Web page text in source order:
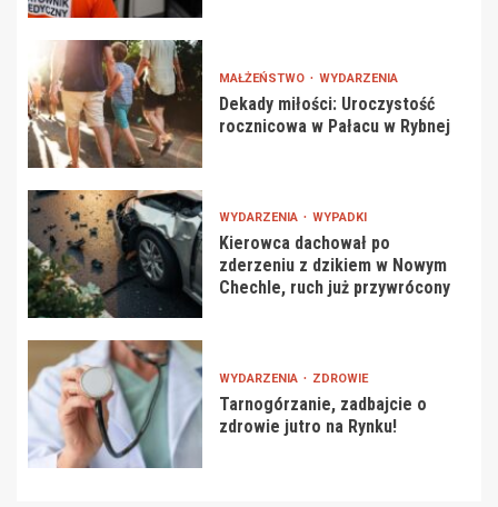
MAŁŻEŃSTWO WYDARZENIA
Dekady miłości: Uroczystość
rocznicowa w Pałacu w Rybnej
WYDARZENIA WYPADKI
Kierowca dachował po
zderzeniu z dzikiem w Nowym
Chechle, ruch już przywrócony
WYDARZENIA ZDROWIE
Tarnogórzanie, zadbajcie o
zdrowie jutro na Rynku!